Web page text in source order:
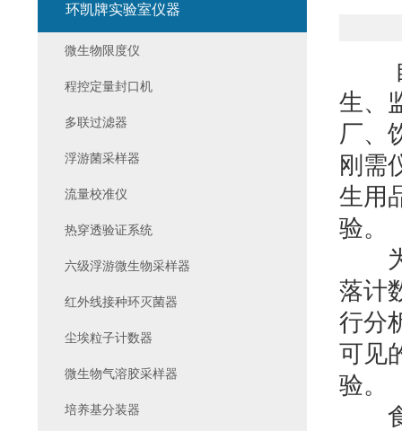
自
生、
厂、
刚需
生用
验。
为
落计
行分
可见
验。
食
环凯牌实验室仪器
微生物限度仪
程控定量封口机
多联过滤器
浮游菌采样器
流量校准仪
热穿透验证系统
六级浮游微生物采样器
红外线接种环灭菌器
尘埃粒子计数器
微生物气溶胶采样器
培养基分装器